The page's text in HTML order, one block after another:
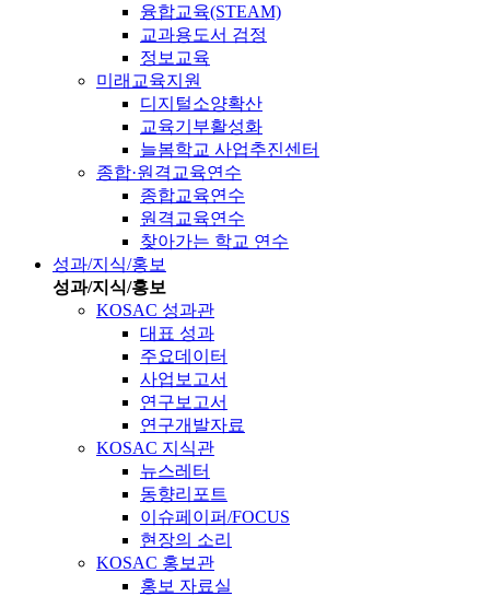
융합교육(STEAM)
교과용도서 검정
정보교육
미래교육지원
디지털소양확산
교육기부활성화
늘봄학교 사업추진센터
종합·원격교육연수
종합교육연수
원격교육연수
찾아가는 학교 연수
성과/지식/홍보
성과/지식/홍보
KOSAC 성과관
대표 성과
주요데이터
사업보고서
연구보고서
연구개발자료
KOSAC 지식관
뉴스레터
동향리포트
이슈페이퍼/FOCUS
현장의 소리
KOSAC 홍보관
홍보 자료실